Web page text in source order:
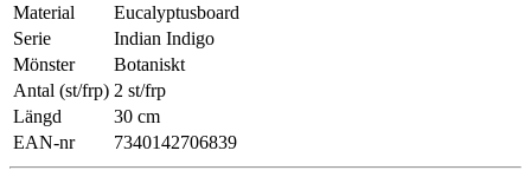
Material
Eucalyptusboard
Serie
Indian Indigo
Mönster
Botaniskt
Antal (st/frp) 2 st/frp
Längd
30 cm
EAN-nr
7340142706839